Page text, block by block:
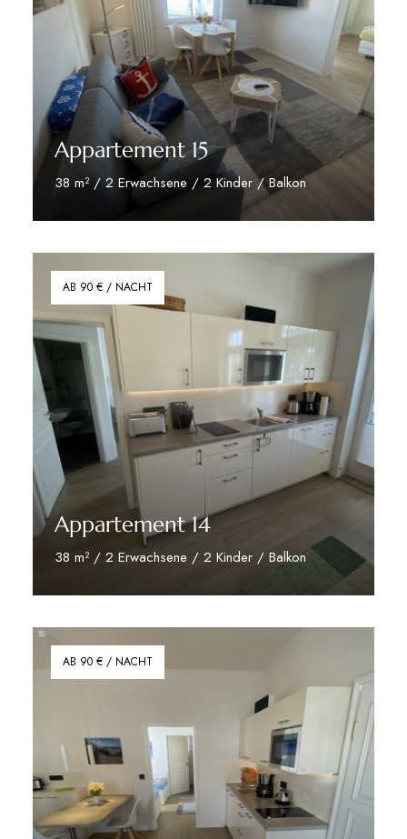
Appartement 15
38 m² / 2 Erwachsene / 2 Kinder / Balkon
AB 90 € / NACHT
Appartement 14
38 m² / 2 Erwachsene / 2 Kinder / Balkon
zu den Appartement
AB 90 € / NACHT